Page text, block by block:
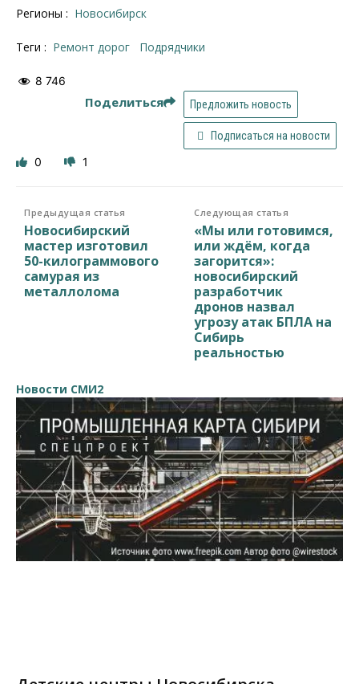
Регионы : Новосибирск
Теги : Ремонт дорог подрядчики
8 746
Поделиться Предложить новость
Подписаться на новости
0 1
Предыдущая статья
Новосибирский
мастер изготовил
50-килограммового
самурая из
металлолома
Следующая статья
«Мы или готовимся,
или ждём, когда
загорится»:
новосибирский
разработчик
дронов назвал
угрозу атак БПЛА на
Сибирь
реальностью
Новости СМИ2